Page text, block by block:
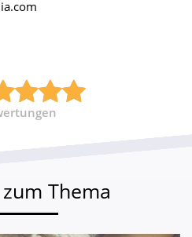
Thema